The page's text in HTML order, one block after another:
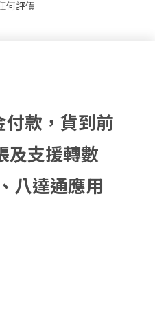
何評價
付款，貨到前
及支援轉數
八達通應用